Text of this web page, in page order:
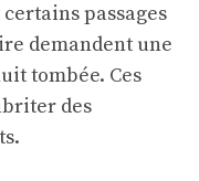
passages
demandent une
tombée. Ces
des